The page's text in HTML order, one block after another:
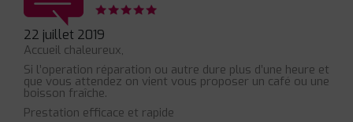
22 juillet 2019
Accueil chaleureux,
Si l’operation réparation ou autre dure plus d’une heure et
que vous attendez on vient vous proposer un café ou une
boisson fraîche.
Prestation efficace et rapide